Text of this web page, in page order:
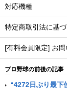
対応機種
特定商取引法に基
[有料会員限定] お問
プロ野球の前後の記事
“4272日ぶり最下